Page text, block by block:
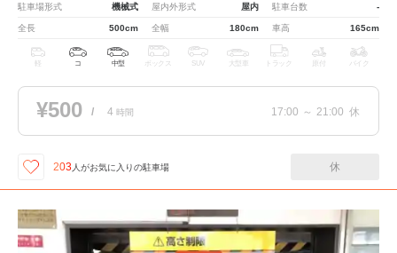
駐車場形式 機械式 屋内外形式 屋内 駐車台数 -
全長 500cm 全幅 180cm 車高 165cm
軽 コ 中型 ボックス SUV 大型車 トラック 原付 バイク
¥500 / 4 時間 17:00 ～ 21:00 休
203 人がお気に入りの駐車場 休